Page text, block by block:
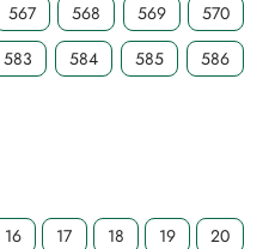
567 568 569
570
583 584 585 586
16 17 18 19
20